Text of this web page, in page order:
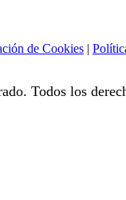
de Cookies |
Todos los